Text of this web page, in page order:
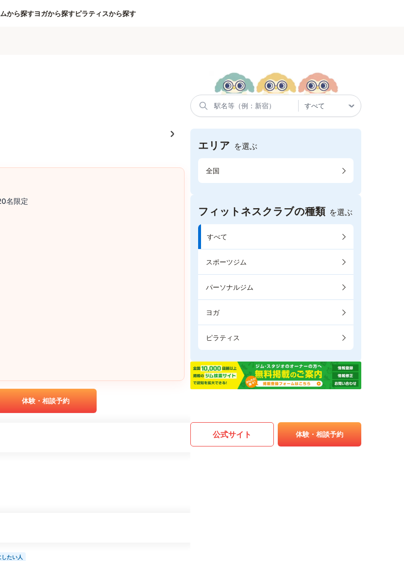
から探すヨガから探すピラティスから探す
名限定
体験・相談予約
たい人
エリア を選ぶ
全国
フィットネスクラブの種類 を選ぶ
すべて
スポーツジム
パーソナルジム
ヨガ
ピラティス
公式サイト 体験・相談予約